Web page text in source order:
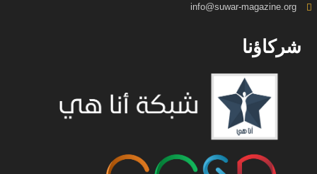
info@suwar-magazine.org
شركاؤنا